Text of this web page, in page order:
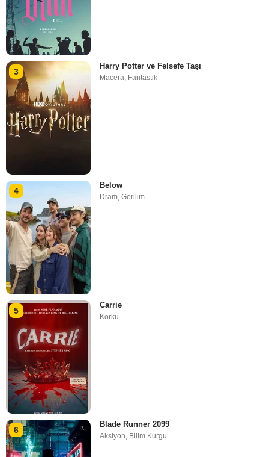
3
Harry Potter ve Felsefe Taşı
Macera, Fantastik
4
Below
Dram,Gerilim
5
Carrie
Korku
6
Blade Runner 2099
Aksiyon, Bilim Kurgu